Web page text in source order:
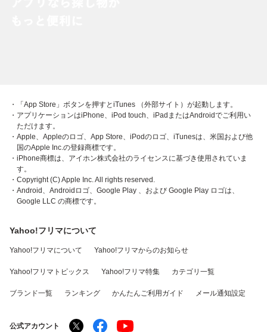
・「App Store」ボタンを押すとiTunes （外部サイト）が起動します。
・アプリケーションはiPhone、iPod touch、iPadまたはAndroidでご利用い
ただけます。
・Apple、Appleのロゴ、App Store、iPodのロゴ、iTunesは、米国および他
国のApple Inc.の登録商標です。
・iPhone商標は、アイホン株式会社のライセンスに基づき使用されていま
す。
・Copyright (C) Apple Inc. All rights reserved.
・Android、Androidロゴ、Google Play 、および Google Play ロゴは、
Google LLC の商標です。
Yahoo!フリマについて
Yahoo!フリマについて Yahoo!フリマからのお知らせ
Yahoo!フリマトピックス Yahoo!フリマ特集 カテゴリ一覧
ブランド一覧 ランキング かんたんご利用ガイド メール通知設定
公式アカウント